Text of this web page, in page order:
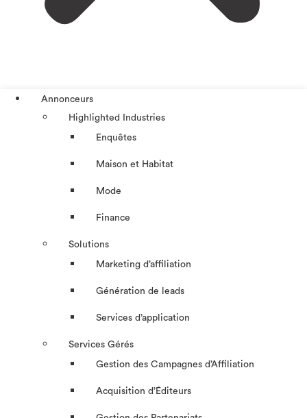
Annonceurs
Highlighted Industries
Enquêtes
Maison et Habitat
Mode
Finance
Solutions
Marketing d’affiliation
Génération de leads
Services d’application
Services Gérés
Gestion des Campagnes d’Affiliation​
Acquisition d’Éditeurs